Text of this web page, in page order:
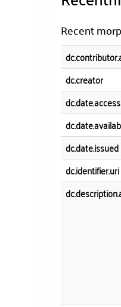
Recent
dc.creator
dc.date.issued
dc.identifier.uri